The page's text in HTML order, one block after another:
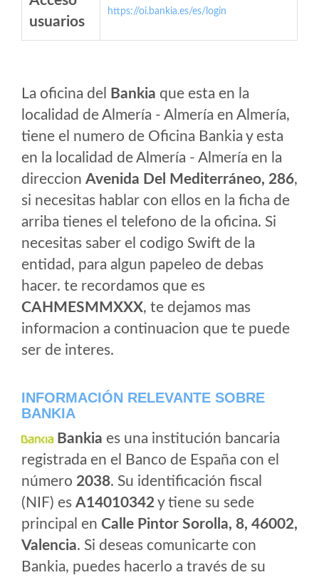
usuarios
https://oi.bankia.es/es/login
La oficina del Bankia que esta en la
localidad de Almería - Almería en Almería,
tiene el numero de Oficina Bankia y esta
en la localidad de Almería - Almería en la
direccion Avenida Del Mediterráneo, 286,
si necesitas hablar con ellos en la ficha de
arriba tienes el telefono de la oficina. Si
necesitas saber el codigo Swift de la
entidad, para algun papeleo de debas
hacer. te recordamos que es
CAHMESMMXXX, te dejamos mas
informacion a continuacion que te puede
ser de interes.
INFORMACIÓN RELEVANTE SOBRE
BANKIA
Bankia es una institución bancaria
registrada en el Banco de España con el
número 2038. Su identificación fiscal
(NIF) es A14010342 y tiene su sede
principal en Calle Pintor Sorolla, 8, 46002,
Valencia. Si deseas comunicarte con
Bankia, puedes hacerlo a través de su